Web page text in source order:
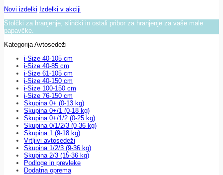
Novi izdelki Izdelki v akciji
Stolčki za hranjenje, slinčki in ostali pribor za hranjenje za vaše male
papavčke.
Kategorija Avtosedeži
i-Size 40-105 cm
i-Size 40-85 cm
i-Size 61-105 cm
i-Size 40-150 cm
i-Size 100-150 cm
i-Size 76-150 cm
Skupina 0+ (0-13 kg)
Skupina 0+/1 (0-18 kg)
Skupina 0+/1/2 (0-25 kg)
Skupina 0/1/2/3 (0-36 kg)
Skupina 1 (9-18 kg)
Vrtljivi avtosedeži
Skupina 1/2/3 (9-36 kg)
Skupina 2/3 (15-36 kg)
Podloge in prevleke
Dodatna oprema